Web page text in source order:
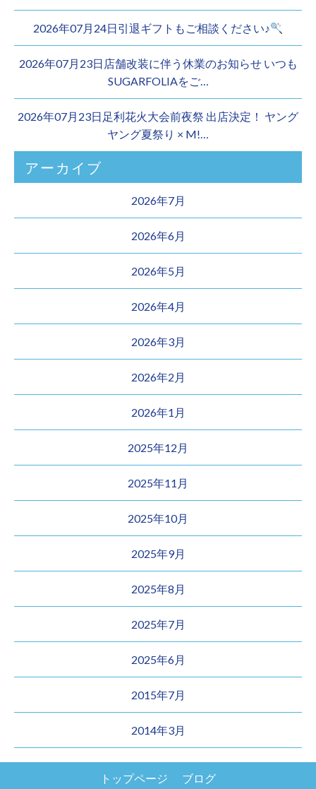
2026年07月24日引退ギフトもご相談ください♪
2026年07月23日店舗改装に伴う休業のお知らせ いつも
SUGARFOLIAをご…
2026年07月23日足利花火大会前夜祭 出店決定！ ヤング
ヤング夏祭り × M!…
アーカイブ
2026年7月
2026年6月
2026年5月
2026年4月
2026年3月
2026年2月
2026年1月
2025年12月
2025年11月
2025年10月
2025年9月
2025年8月
2025年7月
2025年6月
2015年7月
2014年3月
トップページ ブログ